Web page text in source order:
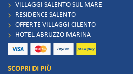
VILLAGGI SALENTO SUL MARE
RESIDENCE SALENTO
OFFERTE VILLAGGI CILENTO
HOTEL ABRUZZO MARINA
SCOPRI DI PIÙ